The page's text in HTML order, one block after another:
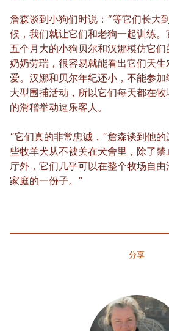
詹森谈到小狗们时说：“等它们长大
候，我们就让它们和老狗一起训练
五个月大的小狗贝尔和汉娜模仿它们
奶奶劳瑞，很容易就能看出它们天
爱。汉娜和贝尔年纪还小，不能参加
大型围捕活动，所以它们每天都在牧
的滑稽举动逗乐客人。
“它们真的非常忠诚，”詹森谈到他
些牧羊犬从不被关在犬舍里，除了
厅外，它们几乎可以在整个牧场自由
家庭的一份子。”
分享